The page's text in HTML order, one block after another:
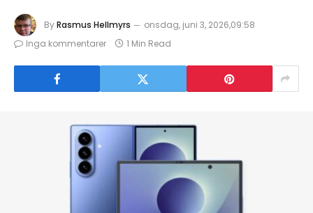
ByRasmus Hellmyrs
onsdag, juni 3, 2026,09:58
Inga kommentarer
1 Min Read